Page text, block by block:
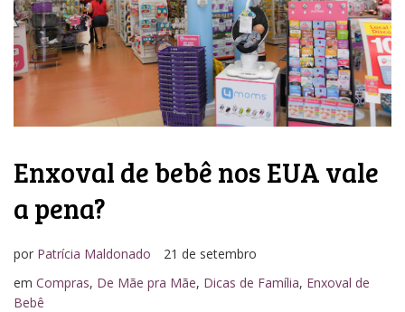
Enxoval de bebê nos EUA vale
a pena?
por Patrícia Maldonado
21 de setembro
em Compras, De Mãe pra Mãe, Dicas de Família, Enxoval de
Bebê